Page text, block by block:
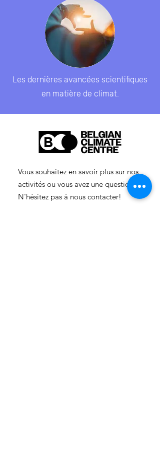
Les dernières avancées scientifiques
en matière de climat.
Vous souhaitez en savoir plus sur nos
activités ou vous avez une question ?
N'hésitez pas à nous contacter!